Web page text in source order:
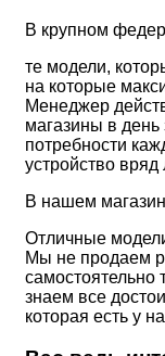
В крупном
те модели,
на которые
Менеджер
магазины в день
потребности
устройство вряд
В нашем
Отличные
Мы не продаем
самостоятельно
знаем все
которая есть у